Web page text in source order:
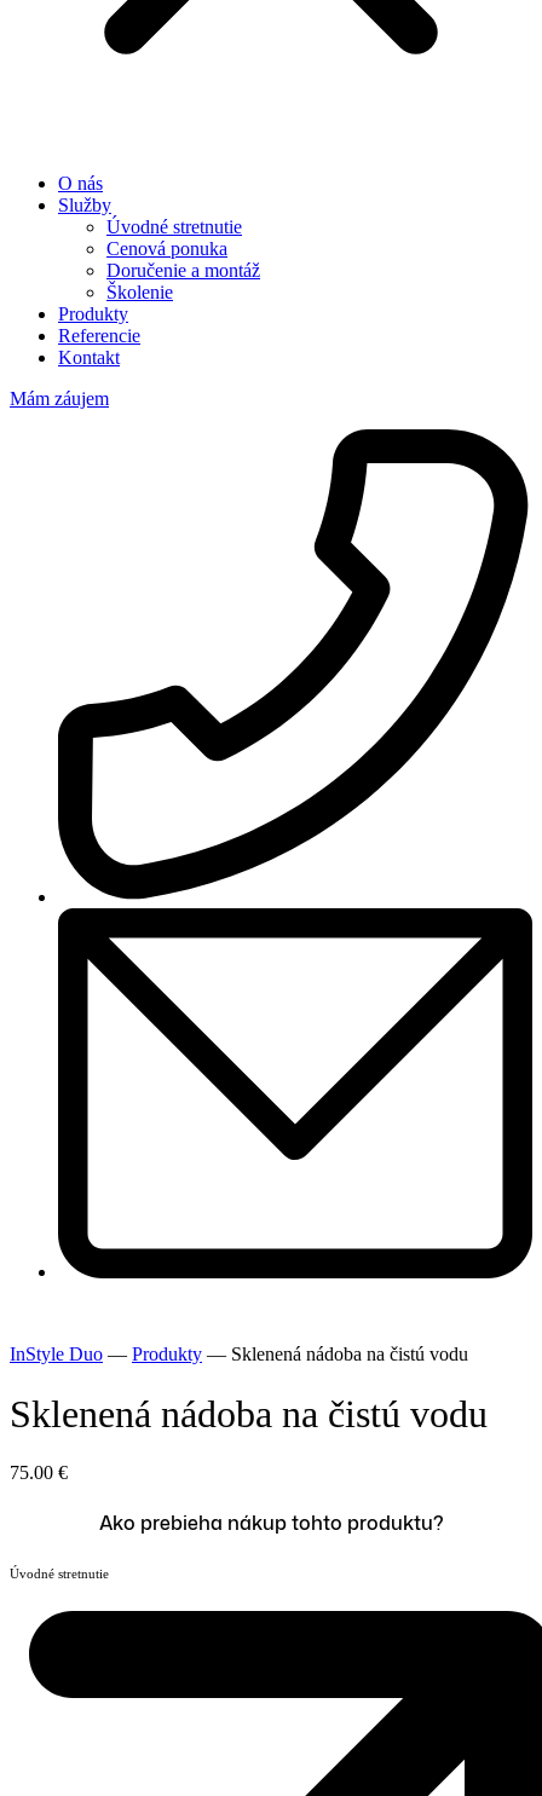
O nás
Služby
Úvodné stretnutie
Cenová ponuka
Doručenie a montáž
Školenie
Produkty
Referencie
Kontakt
Mám záujem
InStyle Duo — Produkty — Sklenená nádoba na čistú vodu
Sklenená nádoba na čistú vodu
75.00 €
Ako prebieha nákup tohto produktu?
Úvodné stretnutie